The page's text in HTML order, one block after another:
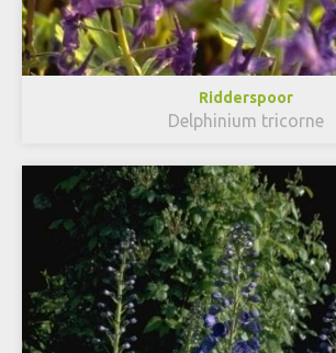
Ridderspoor
Delphinium tricorne